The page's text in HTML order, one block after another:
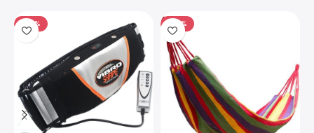
-50% -50%